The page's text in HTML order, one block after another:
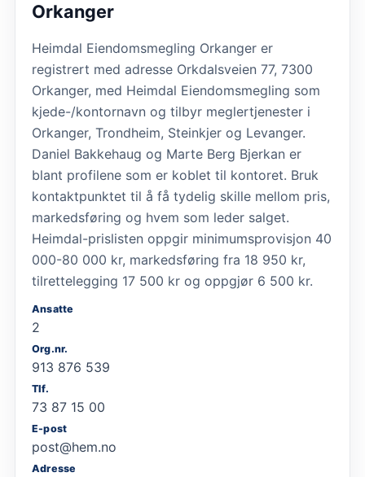
Orkanger
Heimdal Eiendomsmegling Orkanger er
registrert med adresse Orkdalsveien 77, 7300
Orkanger, med Heimdal Eiendomsmegling som
kjede-/kontornavn og tilbyr meglertjenester i
Orkanger, Trondheim, Steinkjer og Levanger.
Daniel Bakkehaug og Marte Berg Bjerkan er
blant profilene som er koblet til kontoret. Bruk
kontaktpunktet til å få tydelig skille mellom pris,
markedsføring og hvem som leder salget.
Heimdal-prislisten oppgir minimumsprovisjon 40
000-80 000 kr, markedsføring fra 18 950 kr,
tilrettelegging 17 500 kr og oppgjør 6 500 kr.
Ansatte
2
Org.nr.
913 876 539
Tlf.
73 87 15 00
E-post
post@hem.no
Adresse